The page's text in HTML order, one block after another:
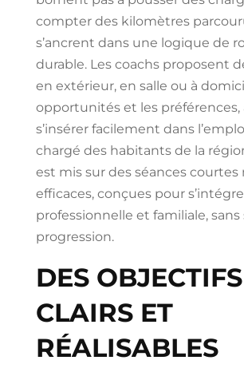
compter des kilomètres
s’ancrent dans une logique de
durable. Les coachs proposent
en extérieur, en salle ou à
opportunités et les préférences,
s’insérer facilement dans
chargé des habitants de la
est mis sur des séances courtes
efficaces, conçues pour
professionnelle et familiale, sans
progression.
DES OBJECTIFS
CLAIRS ET
RÉALISABLES